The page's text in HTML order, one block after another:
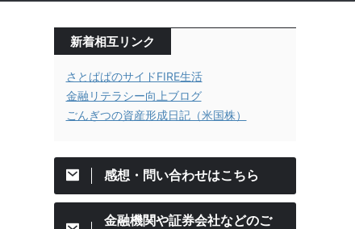
新着相互リンク
さとぱぱのサイドFIRE生活
金融リテラシー向上ブログ
ごんぎつの資産形成日記（米国株）
感想・問い合わせはこちら
金融機関や証券会社などのご